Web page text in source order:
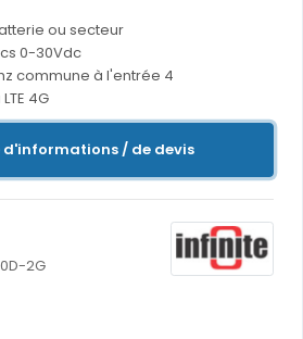
ou secteur
0-30Vdc
commune à l'entrée 4
4G
d'informations / de devis
2G